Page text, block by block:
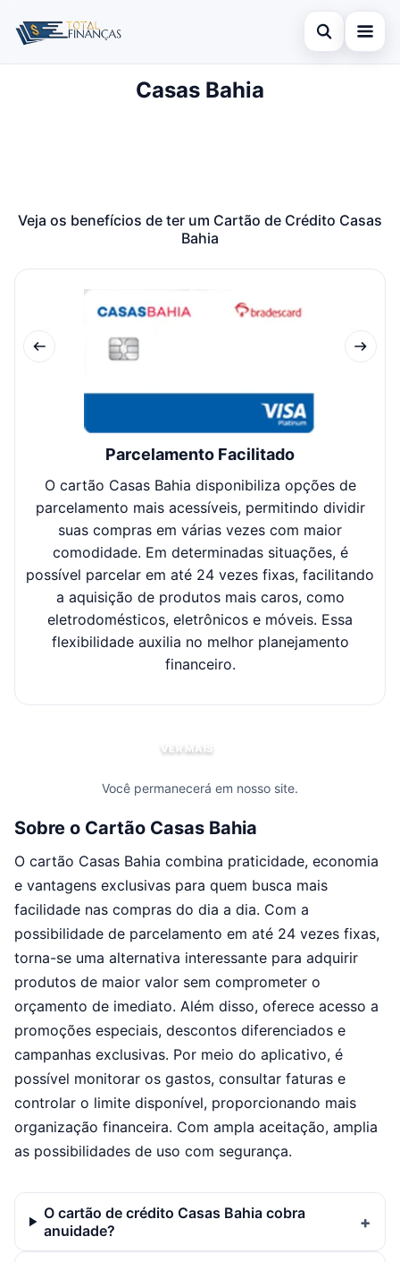
Abrir busca
Casas Bahia
Veja os benefícios de ter um Cartão de Crédito Casas
Bahia
Parcelamento Facilitado
O cartão Casas Bahia disponibiliza opções de
parcelamento mais acessíveis, permitindo dividir
suas compras em várias vezes com maior
comodidade. Em determinadas situações, é
possível parcelar em até 24 vezes fixas, facilitando
a aquisição de produtos mais caros, como
eletrodomésticos, eletrônicos e móveis. Essa
flexibilidade auxilia no melhor planejamento
financeiro.
VER MAIS
Você permanecerá em nosso site.
Sobre o Cartão Casas Bahia
O cartão Casas Bahia combina praticidade, economia
e vantagens exclusivas para quem busca mais
facilidade nas compras do dia a dia. Com a
possibilidade de parcelamento em até 24 vezes fixas,
torna-se uma alternativa interessante para adquirir
produtos de maior valor sem comprometer o
orçamento de imediato. Além disso, oferece acesso a
promoções especiais, descontos diferenciados e
campanhas exclusivas. Por meio do aplicativo, é
possível monitorar os gastos, consultar faturas e
controlar o limite disponível, proporcionando mais
organização financeira. Com ampla aceitação, amplia
as possibilidades de uso com segurança.
O cartão de crédito Casas Bahia cobra
anuidade?